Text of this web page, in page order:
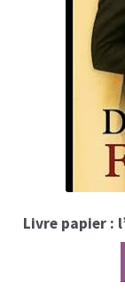
Livre papier :